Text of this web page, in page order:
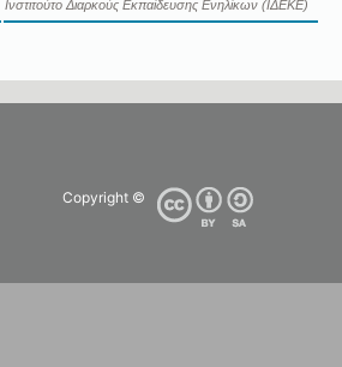
Ινστιτούτο Διαρκούς Εκπαίδευσης Ενηλίκων (ΙΔΕΚΕ)